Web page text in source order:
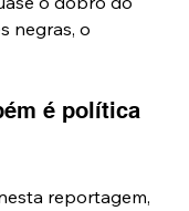
negras, o
é política
reportagem,